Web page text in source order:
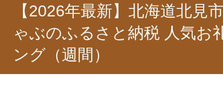
【2026年最新】北海道北見
ゃぶのふるさと納税 人気お
ング（週間）